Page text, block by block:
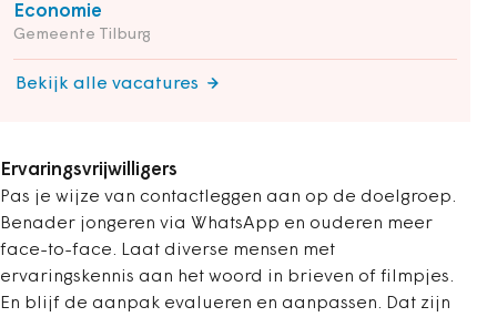
Economie
Gemeente Tilburg
Bekijk alle vacatures
Ervaringsvrijwilligers
Pas je wijze van contactleggen aan op de doelgroep.
Benader jongeren via WhatsApp en ouderen meer
face-to-face. Laat diverse mensen met
ervaringskennis aan het woord in brieven of filmpjes.
En blijf de aanpak evalueren en aanpassen. Dat zijn